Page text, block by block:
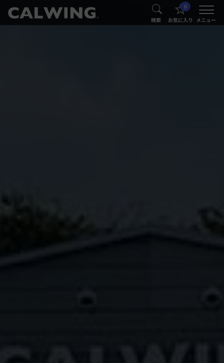
® 検索
0
お気に入り メニュー
®